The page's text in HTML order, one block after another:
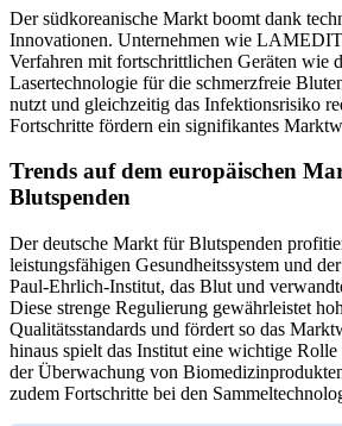
Der südkoreanische Markt boomt dank
Innovationen. Unternehmen wie
Verfahren mit fortschrittlichen Geräten wie
Lasertechnologie für die schmerzfreie
nutzt und gleichzeitig das Infektionsrisiko
Fortschritte fördern ein signifikantes
Trends auf dem europäischen
Blutspenden
Der deutsche Markt für Blutspenden
leistungsfähigen Gesundheitssystem und
Paul-Ehrlich-Institut, das Blut und
Diese strenge Regulierung gewährleistet
Qualitätsstandards und fördert so das
hinaus spielt das Institut eine wichtige Rolle
der Überwachung von
zudem Fortschritte bei den